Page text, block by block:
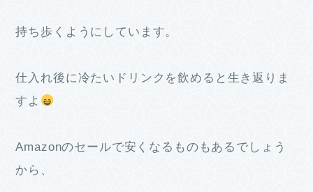
持ち歩くようにしています。
仕入れ後に冷たいドリンクを飲めると生き返りま
すよ
Amazonのセールで安くなるものもあるでしょう
から、